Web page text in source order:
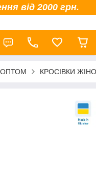
від 2000 грн.
ОПТОМ КРОСІВКИ